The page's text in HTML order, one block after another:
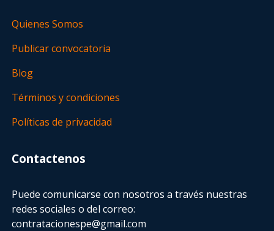
Quienes Somos
Publicar convocatoria
Blog
Términos y condiciones
Políticas de privacidad
Contactenos
Puede comunicarse con nosotros a través nuestras
redes sociales o del correo:
contratacionespe@gmail.com